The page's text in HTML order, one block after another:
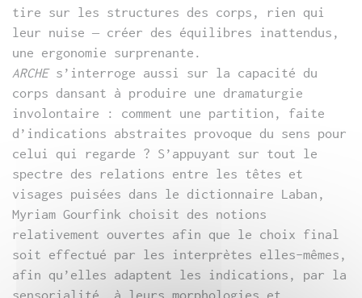
tire sur les structures des corps, rien qui
leur nuise – créer des équilibres inattendus,
une ergonomie surprenante.
ARCHEs’interroge aussi sur la capacité du
corps dansant à produire une dramaturgie
involontaire : comment une partition, faite
d’indications abstraites provoque du sens pour
celui qui regarde ? S’appuyant sur tout le
spectre des relations entre les têtes et
visages puisées dans le dictionnaire Laban,
Myriam Gourfink choisit des notions
relativement ouvertes afin que le choix final
soit effectué par les interprètes elles-mêmes,
afin qu’elles adaptent les indications, par la
sensorialité, à leurs morphologies et